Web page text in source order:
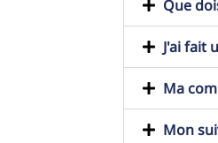
Que
J'ai fait
Ma
Mon